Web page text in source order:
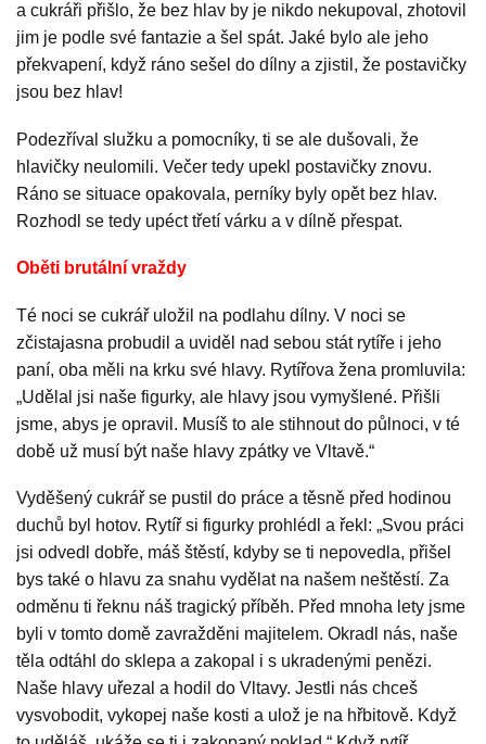
a cukráři přišlo, že bez hlav by je nikdo nekupoval, zhotovil
jim je podle své fantazie a šel spát. Jaké bylo ale jeho
překvapení, když ráno sešel do dílny a zjistil, že postavičky
jsou bez hlav!
Podezříval služku a pomocníky, ti se ale dušovali, že
hlavičky neulomili. Večer tedy upekl postavičky znovu.
Ráno se situace opakovala, perníky byly opět bez hlav.
Rozhodl se tedy upéct třetí várku a v dílně přespat.
Oběti brutální vraždy
Té noci se cukrář uložil na podlahu dílny. V noci se
zčistajasna probudil a uviděl nad sebou stát rytíře i jeho
paní, oba měli na krku své hlavy. Rytířova žena promluvila:
„Udělal jsi naše figurky, ale hlavy jsou vymyšlené. Přišli
jsme, abys je opravil. Musíš to ale stihnout do půlnoci, v té
době už musí být naše hlavy zpátky ve Vltavě.“
Vyděšený cukrář se pustil do práce a těsně před hodinou
duchů byl hotov. Rytíř si figurky prohlédl a řekl: „Svou práci
jsi odvedl dobře, máš štěstí, kdyby se ti nepovedla, přišel
bys také o hlavu za snahu vydělat na našem neštěstí. Za
odměnu ti řeknu náš tragický příběh. Před mnoha lety jsme
byli v tomto domě zavražděni majitelem. Okradl nás, naše
těla odtáhl do sklepa a zakopal i s ukradenými penězi.
Naše hlavy uřezal a hodil do Vltavy. Jestli nás chceš
vysvobodit, vykopej naše kosti a ulož je na hřbitově. Když